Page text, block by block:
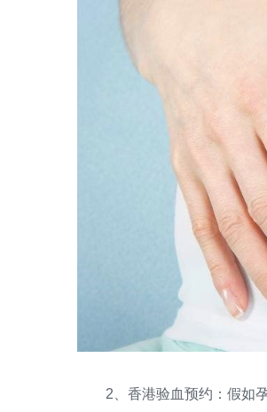
2、香港验血预约：假如孕